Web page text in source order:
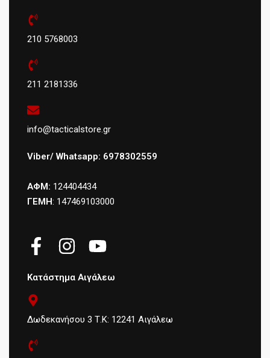
210 5768003
211 2181336
info@tacticalstore.gr
Viber/ Whatsapp: 6978302559
ΑΦΜ: 124404434
ΓΕΜΗ: 147469103000
Κατάστημα Αιγάλεω
Δωδεκανήσου 3 Τ.Κ: 12241 Αιγάλεω